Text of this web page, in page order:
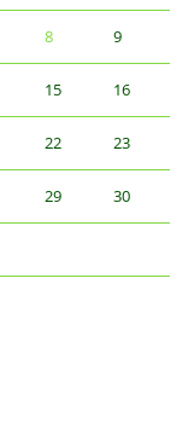
8 9
15 16
22 23
29 30